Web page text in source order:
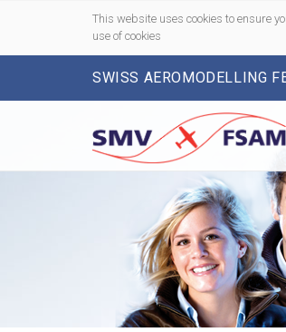
This website uses cookies to ensure
use of cookies
SWISS AEROMODELLING